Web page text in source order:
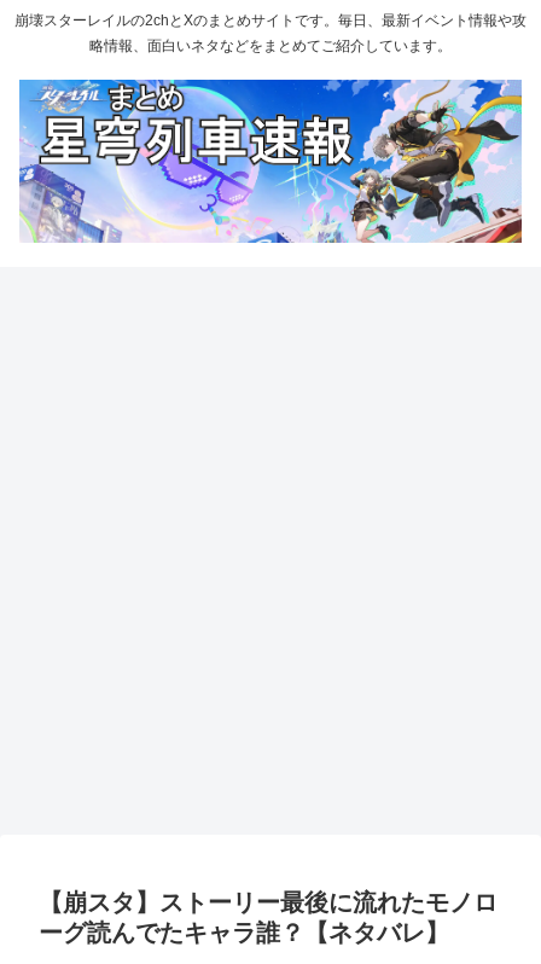
崩壊スターレイルの2chとXのまとめサイトです。毎日、最新イベント情報や攻
略情報、面白いネタなどをまとめてご紹介しています。
【崩スタ】ストーリー最後に流れたモノロ
ーグ読んでたキャラ誰？【ネタバレ】